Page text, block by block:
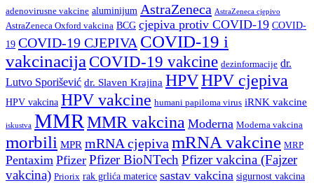
adenovirusne vakcine aluminijum AstraZeneca AstraZeneca cjepivo
AstraZeneca Oxford vakcina BCG cjepiva protiv COVID-19 COVID-
19 COVID-19 CJEPIVA COVID-19 i
vakcinacija COVID-19 vakcine dezinformacije dr.
Lutvo Sporišević dr. Slaven Krajina HPVHPV cjepiva
HPV vakcina HPV vakcine humani papiloma virus iRNK vakcine
iskustva MMRMMR vakcina Moderna Moderna vakcina
morbili MPR mRNA cjepiva mRNA vakcine MRP
Pentaxim Pfizer Pfizer BioNTech Pfizer vakcina (Fajzer
vakcina) Priorix rak grlića materice sastav vakcina sigurnost vakcina